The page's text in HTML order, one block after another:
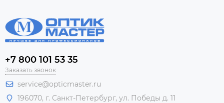
+7 800 101 53 35
Заказать звонок
service@opticmaster.ru
196070, г. Санкт-Петербург, ул. Победы д. 11